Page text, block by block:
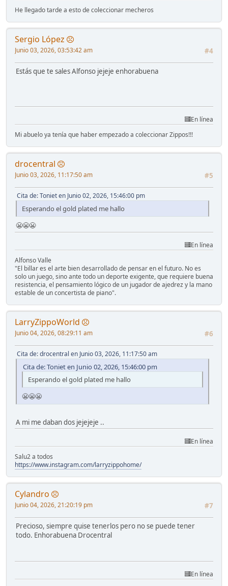
He llegado tarde a esto de coleccionar mecheros
Sergio López
#4
Junio 03, 2026, 03:53:42 am
Estás que te sales Alfonso jejeje enhorabuena
En línea
Mi abuelo ya tenía que haber empezado a coleccionar Zippos!!!
drocentral
#5
Junio 03, 2026, 11:17:50 am
Cita de: Toniet en Junio 02, 2026, 15:46:00 pm
Esperando el gold plated me hallo
😬😬😬
En línea
Alfonso Valle
"El billar es el arte bien desarrollado de pensar en el futuro. No es
solo un juego, sino ante todo un deporte exigente, que requiere buena
resistencia, el pensamiento lógico de un jugador de ajedrez y la mano
estable de un concertista de piano".
LarryZippoWorld
#6
Junio 04, 2026, 08:29:11 am
Cita de: drocentral en Junio 03, 2026, 11:17:50 am
Cita de: Toniet en Junio 02, 2026, 15:46:00 pm
Esperando el gold plated me hallo
😬😬😬
A mi me daban dos jejejeje ..
En línea
Salu2 a todos
https://www.instagram.com/larryzippohome/
Cylandro
#7
Junio 04, 2026, 21:20:19 pm
Precioso, siempre quise tenerlos pero no se puede tener
todo. Enhorabuena Drocentral
En línea